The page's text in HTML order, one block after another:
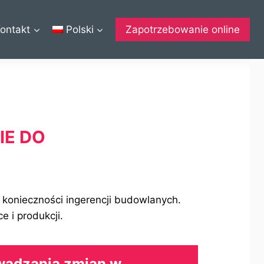
Polski Zapotrzebowanie online
DO
ingerencji budowlanych.
i produkcji.